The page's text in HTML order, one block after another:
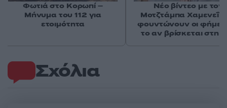
Σχόλια
Φωτιά στο Κορωπί –
Μήνυμα του 112 για
ετοιμότητα
Νέο βίντεο με τον
Μοτζτάμπα Χαμενεΐ
φουντώνουν οι φήμες
το αν βρίσκεται στη